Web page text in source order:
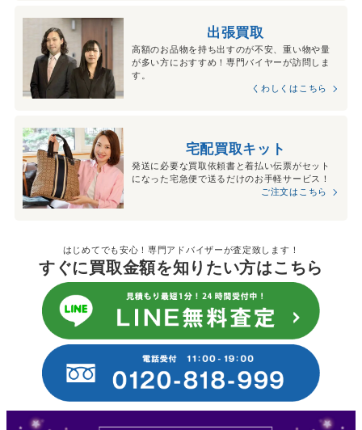
出張買取
高額のお品物を持ち出すのが不安、重い物や量
が多い方におすすめ！専門バイヤーが訪問しま
す。
くわしくはこちら
宅配買取キット
発送に必要な買取依頼書と着払い伝票がセット
になった宅急便で送るだけのお手軽サービス！
ご注文はこちら
はじめてでも安心！専門アドバイザーが査定致します！
すぐに買取金額を知りたい方はこちら